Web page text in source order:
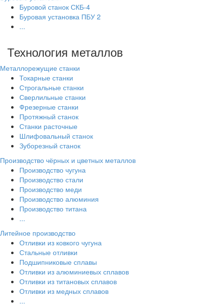
Буровой станок СКБ-4
Буровая установка ПБУ 2
...
Технология металлов
Металлорежущие станки
Токарные станки
Строгальные станки
Сверлильные станки
Фрезерные станки
Протяжный станок
Станки расточные
Шлифовальный станок
Зуборезный станок
Производство чёрных и цветных металлов
Производство чугуна
Производство стали
Производство меди
Производство алюминия
Производство титана
...
Литейное производство
Отливки из ковкого чугуна
Стальные отливки
Подшипниковые сплавы
Отливки из алюминиевых сплавов
Отливки из титановых сплавов
Отливки из медных сплавов
...